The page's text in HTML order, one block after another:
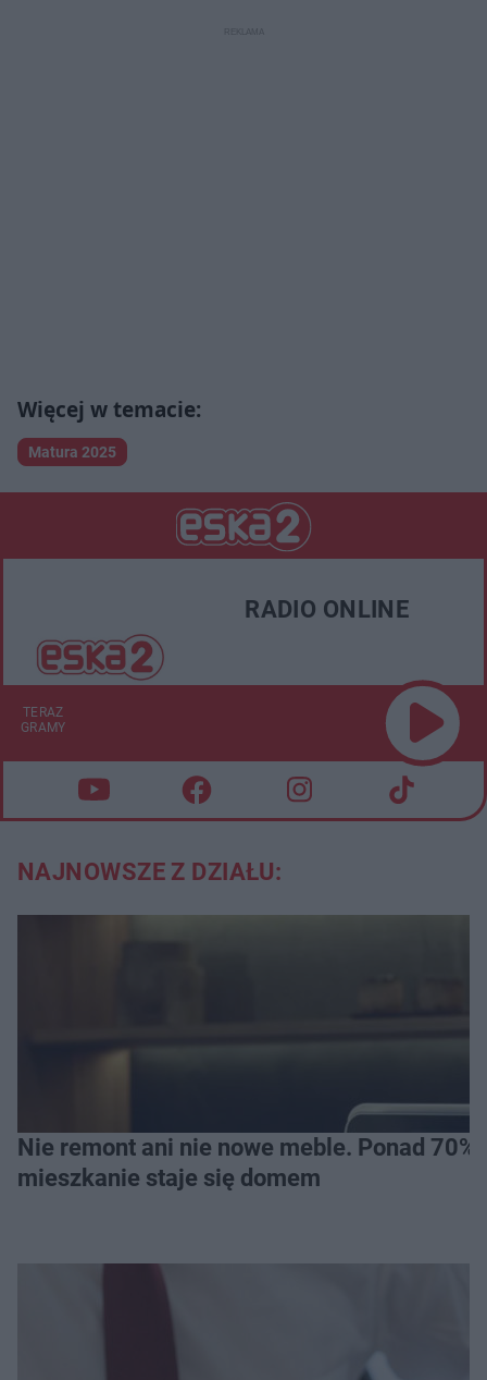
Matura 2025
RADIO ONLINE
TERAZ
GRAMY
NAJNOWSZE Z DZIAŁU:
Nie remont ani nie nowe meble. Ponad
mieszkanie staje się domem